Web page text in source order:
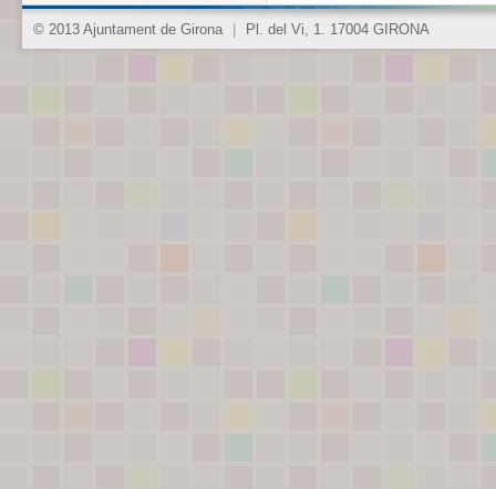
© 2013 Ajuntament de Girona Pl. del Vi, 1. 17004 GIRONA